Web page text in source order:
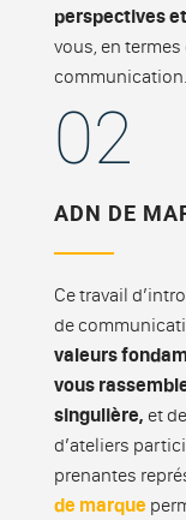
perspectives
vous, en
communication.
02
ADN DE
Ce travail
de
valeurs
vous
singulière, et
d’ateliers
prenantes
de marque